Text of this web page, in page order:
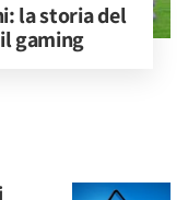
la storia del
gaming